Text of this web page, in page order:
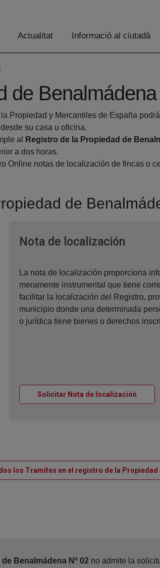
Actualitat Informació al ciutadà
de Benalmádena
Propiedad y Mercantiles de España
su casa u oficina.
al
Registro de la Propiedad de
a dos horas.
Online notas de localización de fincas o
de
Nota de localización
La nota de localización proporciona
meramente instrumental que tiene
facilitar la localización del Registro,
municipio donde una determinada
o jurídica tiene bienes o derechos
Solicitar Nota de localización
los Tramites en el registro de la Propiedad
Benalmádena Nº 02 no admite la